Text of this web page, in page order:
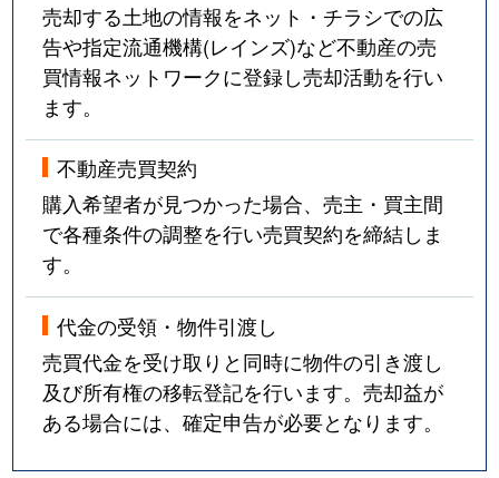
売却する土地の情報をネット・チラシでの広
告や指定流通機構(レインズ)など不動産の売
買情報ネットワークに登録し売却活動を行い
ます。
不動産売買契約
購入希望者が見つかった場合、売主・買主間
で各種条件の調整を行い売買契約を締結しま
す。
代金の受領・物件引渡し
売買代金を受け取りと同時に物件の引き渡し
及び所有権の移転登記を行います。売却益が
ある場合には、確定申告が必要となります。